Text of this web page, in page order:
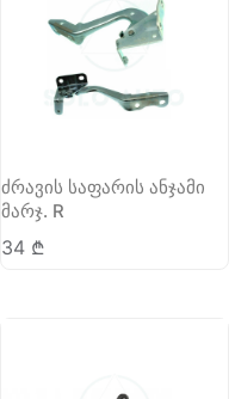
ძრავის საფარის ანჯამი
მარჯ. R
34 ₾